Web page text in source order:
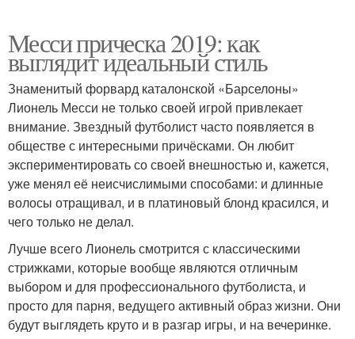
Месси прическа 2019: как
выглядит идеальный стиль
Знаменитый форвард каталонской «Барселоны»
Лионель Месси не только своей игрой привлекает
внимание. Звездный футболист часто появляется в
обществе с интересными причёсками. Он любит
экспериментировать со своей внешностью и, кажется,
уже менял её неисчислимыми способами: и длинные
волосы отращивал, и в платиновый блонд красился, и
чего только не делал.
Лучше всего Лионель смотрится с классическими
стрижками, которые вообще являются отличным
выбором и для профессионального футболиста, и
просто для парня, ведущего активный образ жизни. Они
будут выглядеть круто и в разгар игры, и на вечеринке.